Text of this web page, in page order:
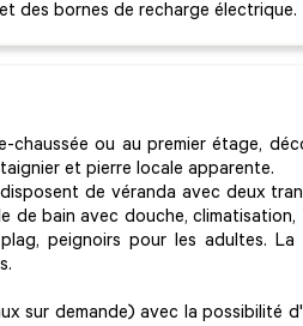
des bornes de recharge électrique.
chaussée ou au premier étage,
et pierre locale apparente.
de véranda avec deux
de bain avec douche, climatisation,
peignoirs pour les adultes.
sur demande) avec la possibilité